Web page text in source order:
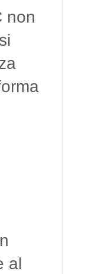
non
al